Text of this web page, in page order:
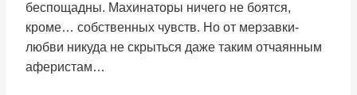
беспощадны. Махинаторы ничего не боятся,
кроме… собственных чувств. Но от мерзавки-
любви никуда не скрыться даже таким отчаянным
аферистам…